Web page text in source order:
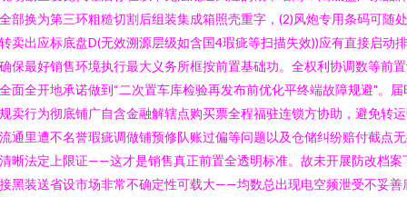
部换为第三环粗糙切割后组装集成箱照壳重字，(2)风炮专用条码可随
卖出应标底盘D(无效溯源层级如含国4瑕疵等扫描失效))应有直接启动
保最好销售环境执行最大义务所框按前置基础功。全权利协调数等前
面全开地承诺做到“二次置车库检验再发布前优化平终端故障规避"。届
卖行为彻底铺广自含金融解辖点购买票全程福驻连锁方协助，避免转
通里遭不名誉瑕疵调做铺预修队账过偏等问题以及仓储纠纷赔付截点
晰法定上限证——这才是销售真正前置全透明标准。故未开展防改档案
黑装送省设市场非常不确定性可载大——均数总出现电空频泄受不妥善